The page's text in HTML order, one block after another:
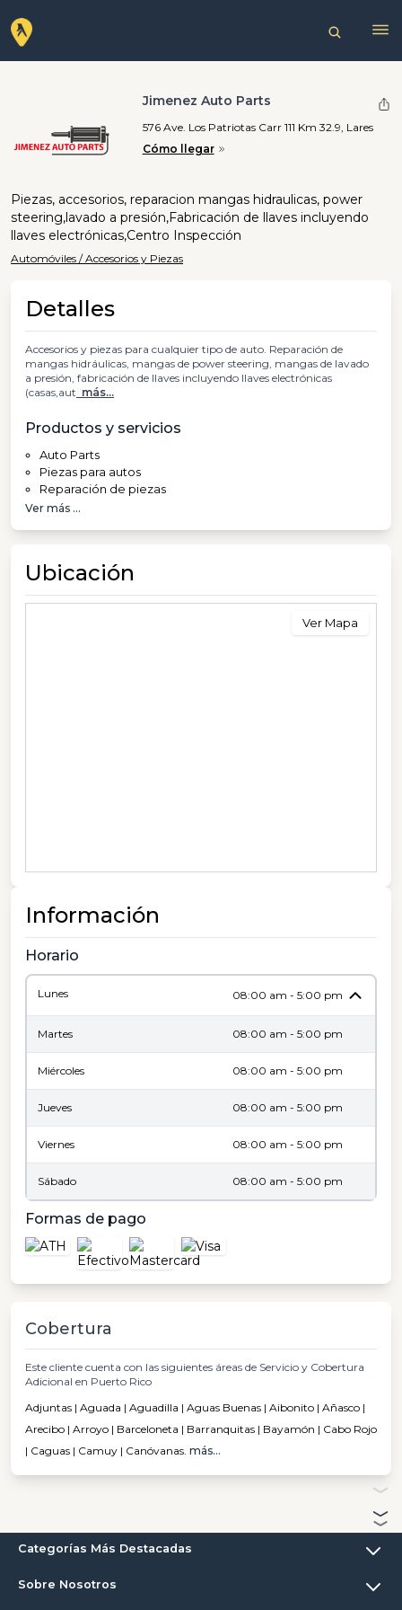
Jimenez Auto Parts
576 Ave. Los Patriotas Carr 111 Km 32.9, Lares
Cómo llegar
Piezas, accesorios, reparacion mangas hidraulicas, power
steering,lavado a presión,Fabricación de llaves incluyendo
llaves electrónicas,Centro Inspección
Automóviles / Accesorios y Piezas
Detalles
Accesorios y piezas para cualquier tipo de auto. Reparación de
mangas hidráulicas, mangas de power steering, mangas de lavado
a presión, fabricación de llaves incluyendo llaves electrónicas
(casas,aut más...
Productos y servicios
Auto Parts
Piezas para autos
Reparación de piezas
Ver más ...
Ubicación
Ver Mapa
Información
Horario
Lunes 08:00 am - 5:00 pm
Martes 08:00 am - 5:00 pm
Miércoles 08:00 am - 5:00 pm
Jueves 08:00 am - 5:00 pm
Viernes 08:00 am - 5:00 pm
Sábado 08:00 am - 5:00 pm
Formas de pago
Cobertura
Este cliente cuenta con las siguientes áreas de Servicio y Cobertura
Adicional en Puerto Rico
Adjuntas | Aguada | Aguadilla | Aguas Buenas | Aibonito | Añasco |
Arecibo | Arroyo | Barceloneta | Barranquitas | Bayamón | Cabo Rojo
| Caguas | Camuy | Canóvanas. más...
Categorías Más Destacadas
Sobre Nosotros